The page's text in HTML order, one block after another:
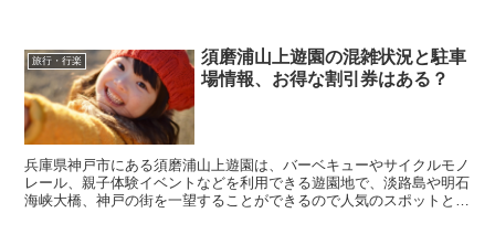
旅行・行楽
須磨浦山上遊園の混雑状況と駐車
場情報、お得な割引券はある？
兵庫県神戸市にある須磨浦山上遊園は、バーベキューやサイクルモノ
レール、親子体験イベントなどを利用できる遊園地で、淡路島や明石
海峡大橋、神戸の街を一望することができるので人気のスポットとな